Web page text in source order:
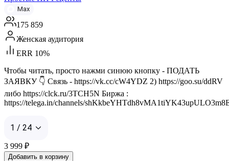
Max
175 859
Женская аудитория
ERR 10%
Чтобы читать, просто нажми синюю кнопку - ПОДАТЬ
ЗАЯВКУ 👇 Связь - https://vk.cc/cW4YDZ 2) https://goo.su/ddRV
либо https://clck.ru/3TCH5N Биржа :
https://telega.in/channels/
1 / 24
3 999 ₽
Добавить в корзину